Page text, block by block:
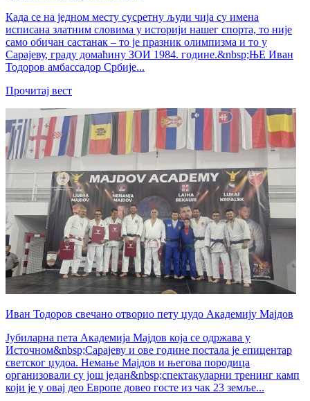
Када се на једном месту сусретну људи чија су имена
исписана златним словима у историји нашег спорта, то није
само обичан састанак – то је празник олимпизма и то у
Сарајеву, граду домаћину ЗОИ 1984. године.&nbsp;ЊЕ Иван
Тодоров амбассадор Србије...
Прочитај вест
Иван Тодоров свечано отворио пету џудо Академију Мајдов
Јубиларна пета Академија Мајдов која се одржава у
Источном&nbsp;Сарајеву и ове године постала је епицентар
светског џудоа. Немање Мајдов и његова породица
организовали су још један&nbsp;спектакуларни тренинг камп
који је у овај део Европе довео госте из чак 23 земље...